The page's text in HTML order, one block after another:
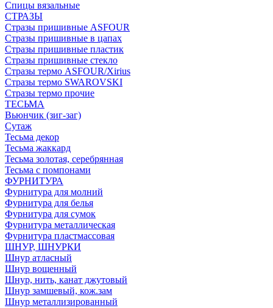
Спицы вязальные
СТРАЗЫ
Стразы пришивные ASFOUR
Стразы пришивные в цапах
Стразы пришивные пластик
Стразы пришивные стекло
Стразы термо ASFOUR/Xirius
Стразы термо SWAROVSKI
Стразы термо прочие
ТЕСЬМА
Вьюнчик (зиг-заг)
Сутаж
Тесьма декор
Тесьма жаккард
Тесьма золотая, серебрянная
Тесьма с помпонами
ФУРНИТУРА
Фурнитура для молний
Фурнитура для белья
Фурнитура для сумок
Фурнитура металлическая
Фурнитура пластмассовая
ШНУР, ШНУРКИ
Шнур атласный
Шнур вощенный
Шнур, нить, канат джутовый
Шнур замшевый, кож.зам
Шнур металлизированный